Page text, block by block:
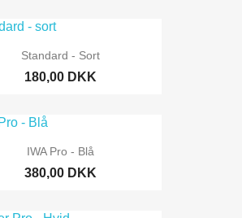
Standard - Sort
180,00 DKK
IWA Pro - Blå
380,00 DKK